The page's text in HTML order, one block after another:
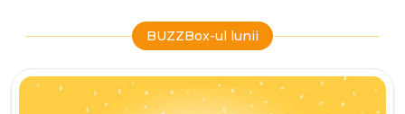
BUZZBox-ul lunii